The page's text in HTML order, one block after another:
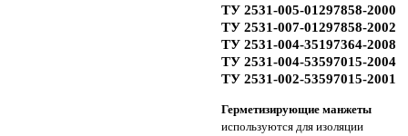
ТУ 2531-005-01297858-2000
ТУ 2531-007-01297858-2002
ТУ 2531-004-35197364-2008
ТУ 2531-004-53597015-2004
ТУ 2531-002-53597015-2001
Герметизирующие манжеты
используются для изоляции